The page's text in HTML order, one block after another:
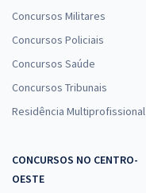
Concursos Militares
Concursos Policiais
Concursos Saúde
Concursos Tribunais
Residência Multiprofissional
CONCURSOS NO CENTRO-
OESTE